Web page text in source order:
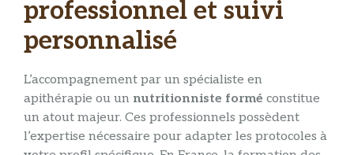
professionnel et suivi
personnalisé
L’accompagnement par un spécialiste en
apithérapie ou un nutritionniste formé constitue
un atout majeur. Ces professionnels possèdent
l’expertise nécessaire pour adapter les protocoles à